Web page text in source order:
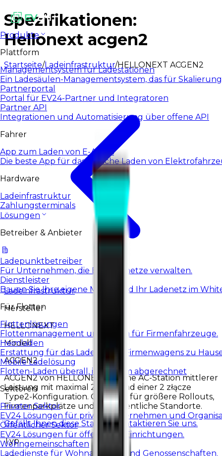
Produkte
Plattform
Managementsystem für Ladestationen
Ein Ladesäulen-Managementsystem, das für
Partnerportal
Portal für EV24-Partner und Integratoren
Partner API
Integrationen und Automatisierung über offene API
Fahrer
App zum Laden von E-Autos
Die beste App für das tägliche Laden von
Hardware
Ladeinfrastruktur
Zahlungsterminals
Lösungen
Betreiber & Anbieter
Ladepunktbetreiber
Für Unternehmen, die EV-Ladenetze verwalten.
Dienstleister
Bauen Sie Ihre eigene Marke und Ihr Ladenetz im
Für Flotten
Flottenlösungen
Flottenmanagement und Laden für Firmenfahrzeuge.
Heimladen
Erstattung für das Laden eines Firmenwagens zu
Mobile Ladelösung
Flotten-Laden überall, im System abgerechnet
Sektoren
Privater Sektor
EV24 Lösungen für private Unternehmen und
Öffentlicher Sektor
EV24 Lösungen für öffentliche Einrichtungen.
Wohngemeinschaften
Ladedienste für Wohnanlagen und Genossenschaften.
Spezifikationen:
Hellonext acgen2
Startseite/Ladeinfrastruktur/HELLONEXT ACGEN2
Ladeinfrastruktur
Hersteller
HELLONEXT
Modell
ACGEN2
ACGEN2 von HELLONEXT ist eine AC-Station mittlerer
Leistung mit maximal 22 kW und einer 2 złącze
Type2-Konfiguration. Geeignet für größere Rollouts,
Firmenparkplätze und halböffentliche Standorte.
Gefällt Ihnen diese Station?Kontaktieren Sie uns.
Typ